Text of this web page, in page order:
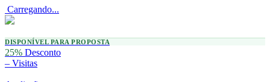
Carregando...
DISPONÍVEL PARA PROPOSTA
25% Desconto
– Visitas